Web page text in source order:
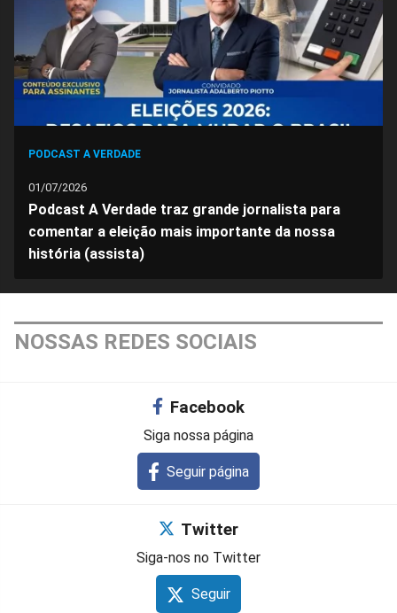
PODCAST A VERDADE
01/07/2026
Podcast A Verdade traz grande jornalista para
comentar a eleição mais importante da nossa
história (assista)
NOSSAS REDES SOCIAIS
Facebook
Siga nossa página
Seguir página
Twitter
Siga-nos no Twitter
Seguir